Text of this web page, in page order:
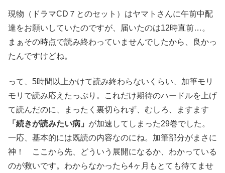
現物（ドラマCD７とのセット）はヤマトさんに午前中配
達をお願いしていたのですが、届いたのは12時直前…。
まぁその時点で読み終わっていませんでしたから、良かっ
たんですけどね。
って、5時間以上かけて読み終わらないくらい、加筆モリ
モリで読み応えたっぷり。これだけ期待のハードルを上げ
て読んだのに、まったく裏切られず、むしろ、ますます
「続きが読みたい病」 が加速してしまった29巻でした。
一応、基本的には既読の内容なのにね。加筆部分がまさに
神！ ここから先、どういう展開になるか、わかっている
のが救いです。わからなかったら4ヶ月もとても待てませ